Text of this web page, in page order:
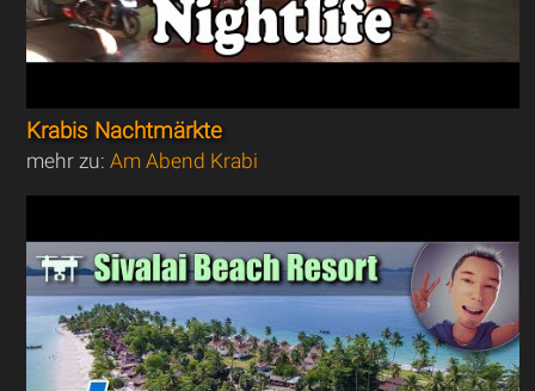
Krabis Nachtmärkte
mehr zu:Am Abend Krabi